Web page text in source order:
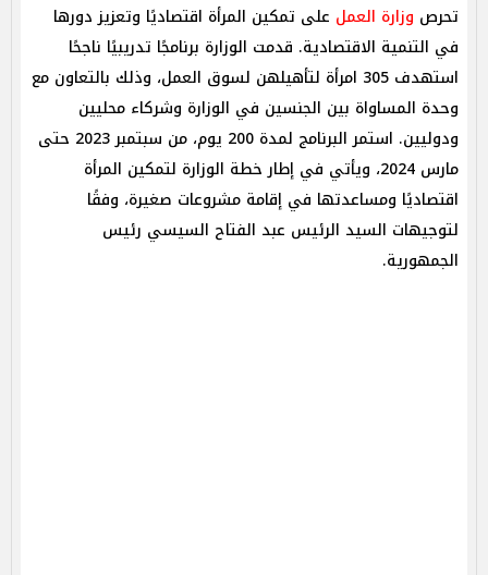
تحرص وزارة العمل على تمكين المرأة اقتصاديًا وتعزيز دورها
في التنمية الاقتصادية. قدمت الوزارة برنامجًا تدريبيًا ناجحًا
استهدف 305 امرأة لتأهيلهن لسوق العمل، وذلك بالتعاون مع
وحدة المساواة بين الجنسين في الوزارة وشركاء محليين
ودوليين. استمر البرنامج لمدة 200 يوم، من سبتمبر 2023 حتى
مارس 2024، ويأتي في إطار خطة الوزارة لتمكين المرأة
اقتصاديًا ومساعدتها في إقامة مشروعات صغيرة، وفقًا
لتوجيهات السيد الرئيس عبد الفتاح السيسي رئيس
الجمهورية.